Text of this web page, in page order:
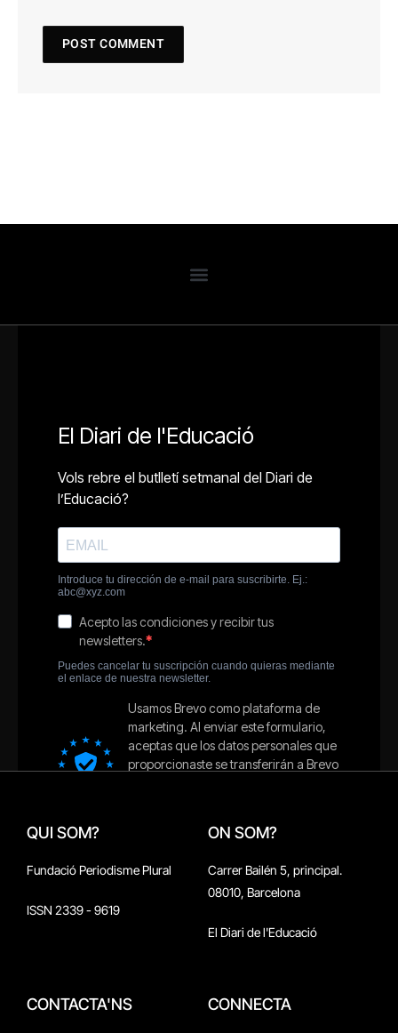
QUI SOM?
Fundació Periodisme Plural
ISSN 2339 - 9619
ON SOM?
Carrer Bailén 5, principal.
08010, Barcelona
El Diari de l'Educació
CONTACTA'NS CONNECTA